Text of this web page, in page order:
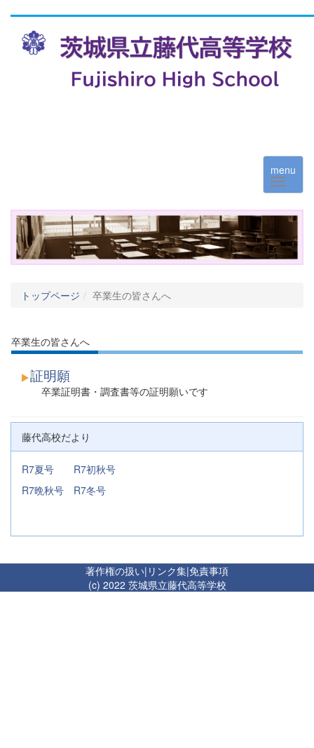
menu
トップページ 卒業生の皆さんへ
卒業生の皆さんへ
証明願
卒業証明書・調査書等の証明願いです
藤代高校だより
R7夏号
R7初秋号
R7晩秋号
R7冬号
著作権の扱い| リンク集|免責事項
(c) 2022 茨城県立藤代高等学校